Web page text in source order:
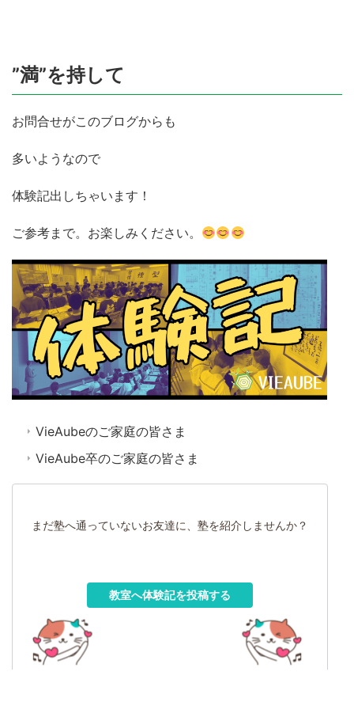
”満”を持して
お問合せがこのブログからも
多いようなので
体験記出しちゃいます！
ご参考まで。お楽しみください。
VieAubeのご家庭の皆さま
VieAube卒のご家庭の皆さま
まだ塾へ通っていないお友達に、塾を紹介しませんか？
教室へ体験記を投稿する